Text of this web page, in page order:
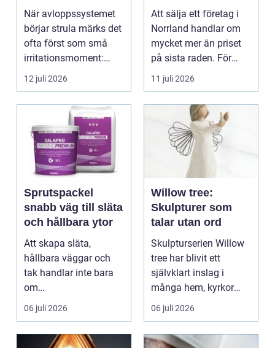
stopp och
vattenskador i
fastigheten
När avloppssystemet
börjar strula märks det
ofta först som små
irritationsmoment:
långsam avrinning ...
12 juli 2026
lönsam affär
Att sälja ett företag i
Norrland handlar om
mycket mer än priset
på sista raden. För
många entrepren...
11 juli 2026
Sprutspackel
snabb väg till släta
och hållbara ytor
Att skapa släta,
hållbara väggar och
tak handlar inte bara
om
hantverksskicklighet.
Valet av materia...
06 juli 2026
Willow tree:
Skulpturer som
talar utan ord
Skulpturserien Willow
tree har blivit ett
självklart inslag i
många hem, kyrkor
och kapel...
06 juli 2026